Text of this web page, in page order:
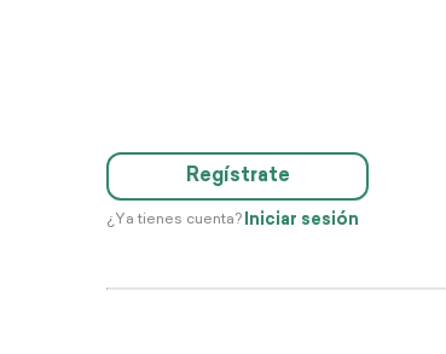
Regístrate
¿Ya tienes cuenta? Iniciar sesión